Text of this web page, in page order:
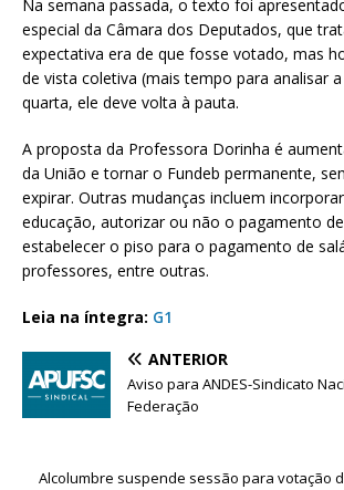
Na semana passada, o texto foi
especial da Câmara dos Deputados, que
expectativa era de que fosse votado, mas
de vista coletiva (mais tempo para analisar
quarta, ele deve volta à pauta.
A proposta da Professora Dorinha é
da União e tornar o Fundeb permanente,
expirar. Outras mudanças incluem
educação, autorizar ou não o pagamento
estabelecer o piso para o pagamento de
professores, entre outras.
Leia na íntegra: G1
ANTERIOR
Aviso para ANDES-Sindicato
Federação
Alcolumbre suspende sessão para votação